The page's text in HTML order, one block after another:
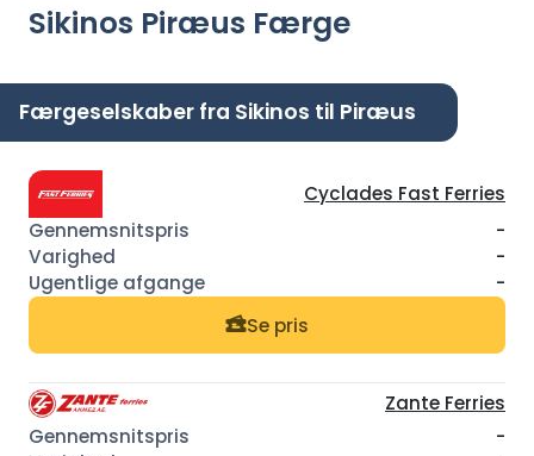
Sikinos Piræus Færge
Færgeselskaber fra Sikinos til Piræus
Cyclades Fast Ferries
-
-
-
Se pris
Zante Ferries
-